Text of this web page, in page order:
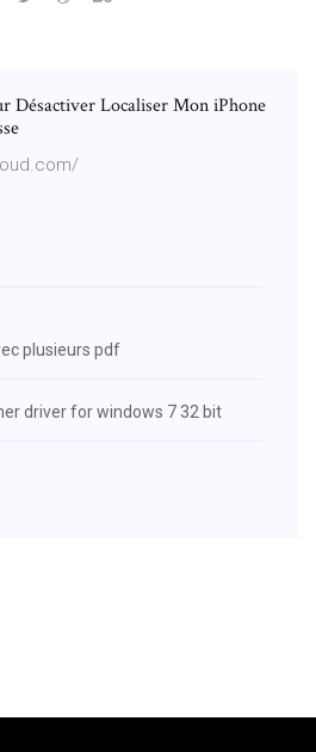
Désactiver Localiser Mon iPhone
plusieurs pdf
driver for windows 7 32 bit